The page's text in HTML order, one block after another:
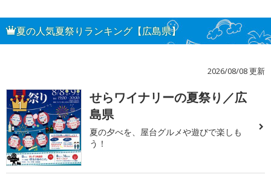
夏の人気夏祭りランキング【広島県】
2026/08/08 更新
1
せらワイナリーの夏祭り／広
島県
夏の夕べを、屋台グルメや遊びで楽しも
う！